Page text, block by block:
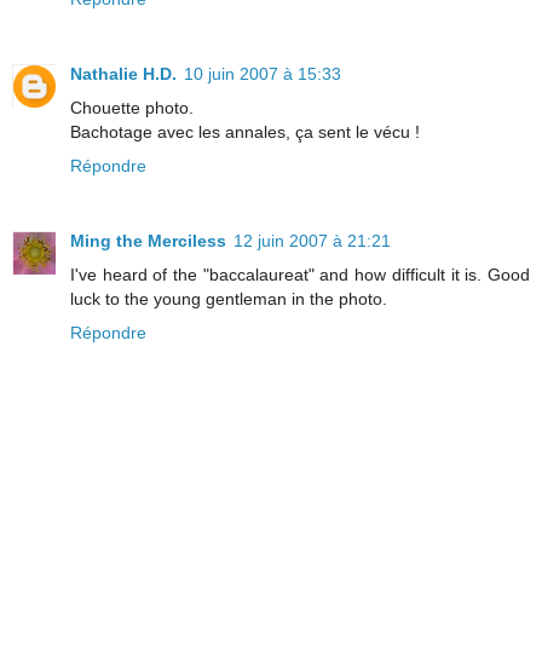
Nathalie H.D. 10 juin 2007 à 15:33
Chouette photo.
Bachotage avec les annales, ça sent le vécu !
Répondre
Ming the Merciless 12 juin 2007 à 21:21
I've heard of the "baccalaureat" and how difficult it is. Good
luck to the young gentleman in the photo.
Répondre